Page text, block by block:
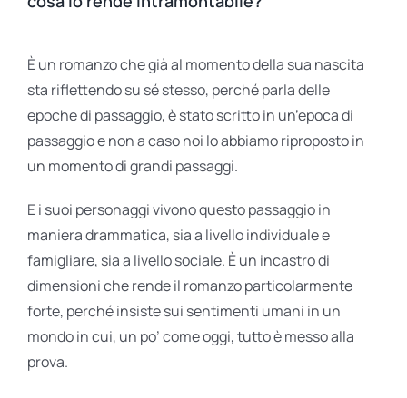
È un romanzo che già al momento della sua nascita
sta riflettendo su sé stesso, perché parla delle
epoche di passaggio, è stato scritto in un’epoca di
passaggio e non a caso noi lo abbiamo riproposto in
un momento di grandi passaggi.
E i suoi personaggi vivono questo passaggio in
maniera drammatica, sia a livello individuale e
famigliare, sia a livello sociale. È un incastro di
dimensioni che rende il romanzo particolarmente
forte, perché insiste sui sentimenti umani in un
mondo in cui, un po’ come oggi, tutto è messo alla
prova.